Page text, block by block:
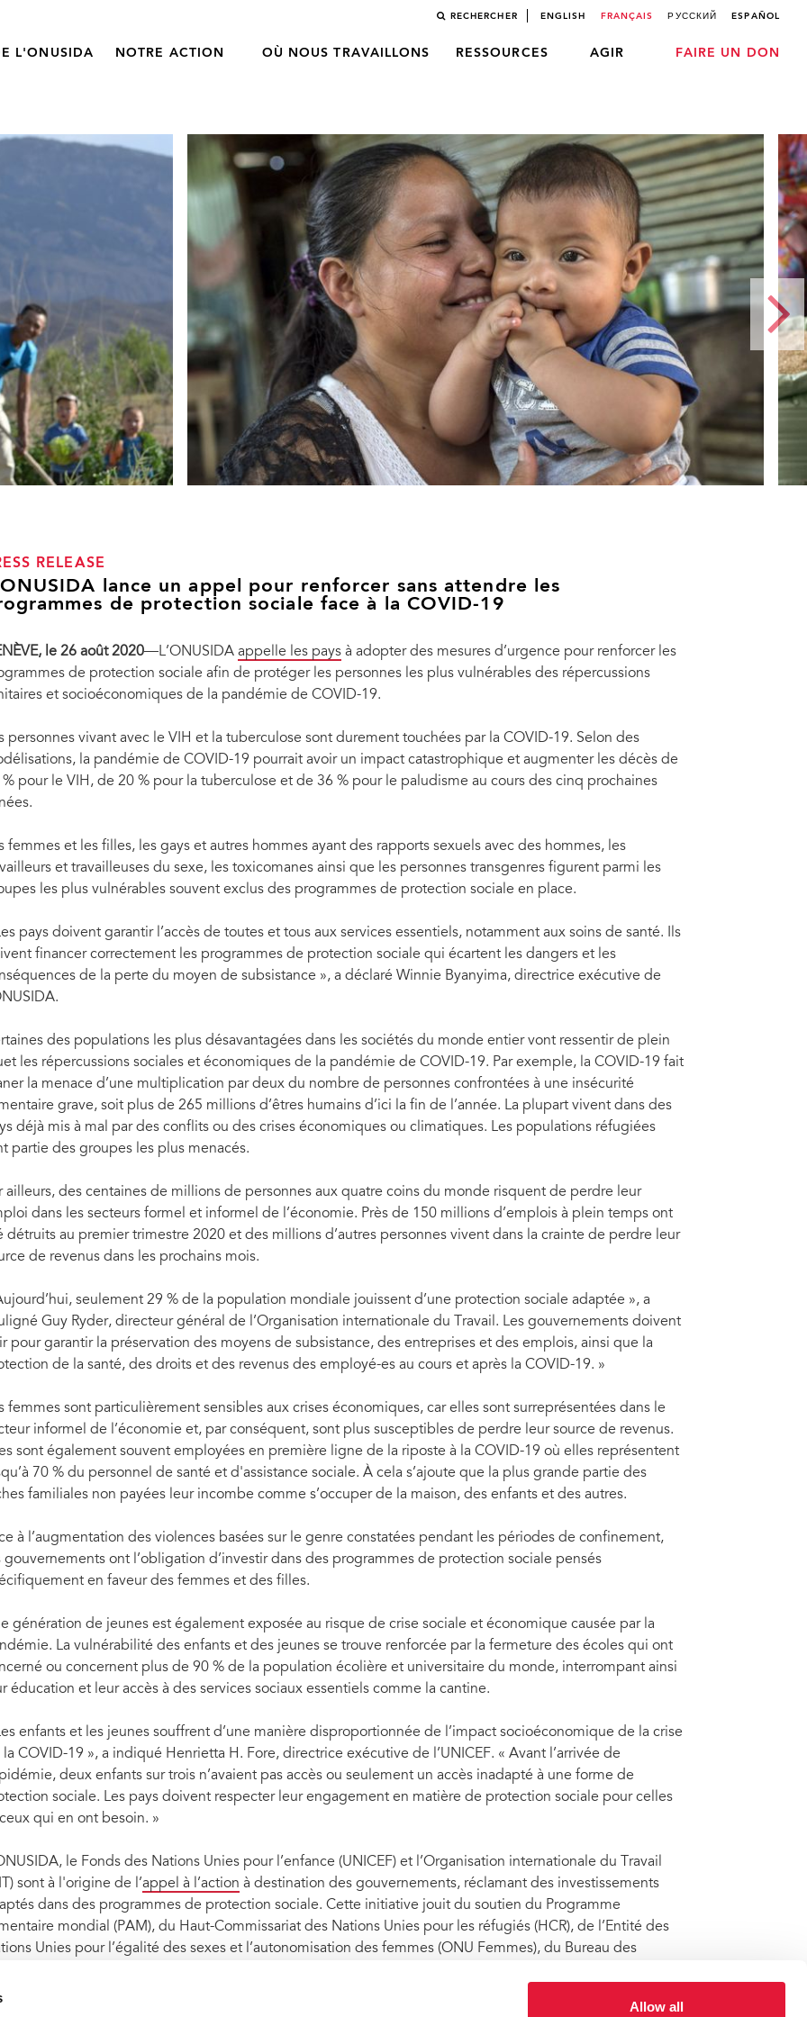
Allow all
RECHERCHER ENGLISH FRANÇAIS РУССКИЙ ESPAÑOL
L'ONUSIDA NOTRE ACTION OÙ NOUS TRAVAILLONS RESSOURCES AGIR FAIRE UN DON
de préoccupation importante,
la famine, ce qui doublerait leur
possède une exploitation
les conditions peu propices à
familiale prospère dans son
monde entier, même dans des
et en Asie centrale
Les enfants et les jeunes souffrent d’une manière disproportionnée de la crise de la COVID-19. Avant l’arrivée de
l’épidémie, deux enfants sur trois n’avaient pas accès ou seulement un accès inadapté à une forme de protection sociale.
Ci-dessus, Rina Elizabeth Gonzalez Perez et son fils de six mois, Brandon Alexis Gonzalez Perez, dans leur maison de
Nahuizalco. Rina achète des céréales enrichies pour Brandon grâce à un coupon électronique délivré par le projet
RELEASE
lance un appel pour renforcer sans attendre les
de protection sociale face à la COVID-19
le 26 août 2020—L’ONUSIDA appelle les paysà adopter des mesures d’urgence pour renforcer les
de protection sociale afin de protéger les personnes les plus vulnérables des répercussions
et socioéconomiques de la pandémie de COVID-19.
personnes vivant avec le VIH et la tuberculose sont durement touchées par la COVID-19. Selon des
la pandémie de COVID-19 pourrait avoir un impact catastrophique et augmenter les décès de
% pour le VIH, de 20 % pour la tuberculose et de 36 % pour le paludisme au cours des cinq prochaines
femmes et les filles, les gays et autres hommes ayant des rapports sexuels avec des hommes, les
et travailleuses du sexe, les toxicomanes ainsi que les personnes transgenres figurent parmi les
les plus vulnérables souvent exclus des programmes de protection sociale en place.
pays doivent garantir l’accès de toutes et tous aux services essentiels, notamment aux soins de santé. Ils
financer correctement les programmes de protection sociale qui écartent les dangers et les
de la perte du moyen de subsistance », a déclaré Winnie Byanyima, directrice exécutive de
des populations les plus désavantagées dans les sociétés du monde entier vont ressentir de plein
les répercussions sociales et économiques de la pandémie de COVID-19. Par exemple, la COVID-19 fait
la menace d’une multiplication par deux du nombre de personnes confrontées à une insécurité
grave, soit plus de 265 millions d’êtres humains d’ici la fin de l’année. La plupart vivent dans des
déjà mis à mal par des conflits ou des crises économiques ou climatiques. Les populations réfugiées
partie des groupes les plus menacés.
ailleurs, des centaines de millions de personnes aux quatre coins du monde risquent de perdre leur
dans les secteurs formel et informel de l’économie. Près de 150 millions d’emplois à plein temps ont
détruits au premier trimestre 2020 et des millions d’autres personnes vivent dans la crainte de perdre leur
de revenus dans les prochains mois.
seulement 29 % de la population mondiale jouissent d’une protection sociale adaptée », a
Guy Ryder, directeur général de l’Organisation internationale du Travail. Les gouvernements doivent
pour garantir la préservation des moyens de subsistance, des entreprises et des emplois, ainsi que la
de la santé, des droits et des revenus des employé-es au cours et après la COVID-19. »
femmes sont particulièrement sensibles aux crises économiques, car elles sont surreprésentées dans le
informel de l’économie et, par conséquent, sont plus susceptibles de perdre leur source de revenus.
sont également souvent employées en première ligne de la riposte à la COVID-19 où elles représentent
70 % du personnel de santé et d'assistance sociale. À cela s’ajoute que la plus grande partie des
familiales non payées leur incombe comme s’occuper de la maison, des enfants et des autres.
à l’augmentation des violences basées sur le genre constatées pendant les périodes de confinement,
gouvernements ont l’obligation d’investir dans des programmes de protection sociale pensés
en faveur des femmes et des filles.
génération de jeunes est également exposée au risque de crise sociale et économique causée par la
La vulnérabilité des enfants et des jeunes se trouve renforcée par la fermeture des écoles qui ont
ou concernent plus de 90 % de la population écolière et universitaire du monde, interrompant ainsi
éducation et leur accès à des services sociaux essentiels comme la cantine.
enfants et les jeunes souffrent d’une manière disproportionnée de l’impact socioéconomique de la crise
la COVID-19 », a indiqué Henrietta H. Fore, directrice exécutive de l’UNICEF. « Avant l’arrivée de
deux enfants sur trois n’avaient pas accès ou seulement un accès inadapté à une forme de
sociale. Les pays doivent respecter leur engagement en matière de protection sociale pour celles
qui en ont besoin. »
le Fonds des Nations Unies pour l’enfance (UNICEF) et l’Organisation internationale du Travail
sont à l'origine de l’appel à l’action à destination des gouvernements, réclamant des investissements
dans des programmes de protection sociale. Cette initiative jouit du soutien du Programme
mondial (PAM), du Haut-Commissariat des Nations Unies pour les réfugiés (HCR), de l’Entité des
Unies pour l’égalité des sexes et l’autonomisation des femmes (ONU Femmes), du Bureau des
et la culture (UNESCO) et de la Banque mondiale.